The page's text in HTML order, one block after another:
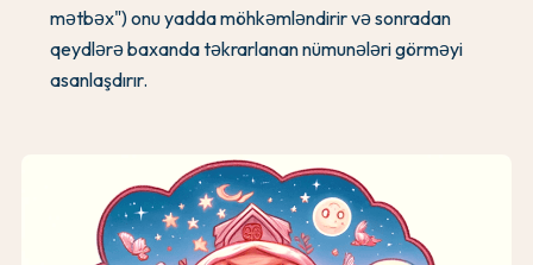
mətbəx") onu yadda möhkəmləndirir və sonradan
qeydlərə baxanda təkrarlanan nümunələri görməyi
asanlaşdırır.